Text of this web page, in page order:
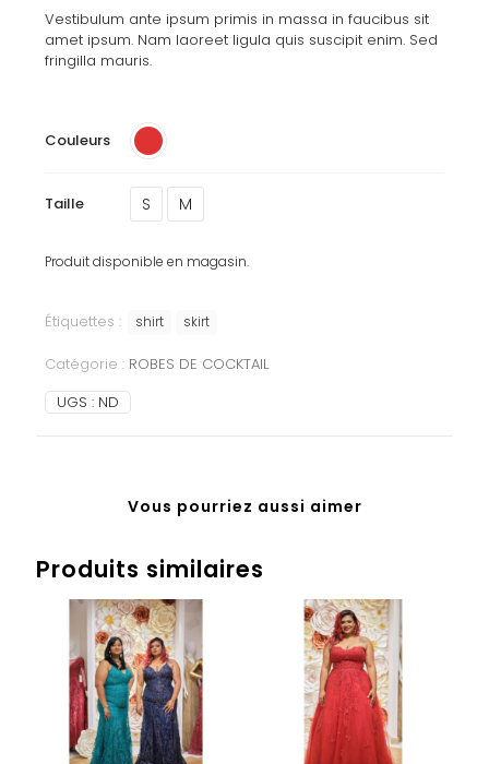
Vestibulum ante ipsum primis in massa in faucibus sit
amet ipsum. Nam laoreet ligula quis suscipit enim. Sed
fringilla mauris.
Couleurs
Taille S M
Produit disponible en magasin.
Étiquettes : shirt skirt
Catégorie : ROBES DE COCKTAIL
UGS : ND
Vous pourriez aussi aimer
Produits similaires